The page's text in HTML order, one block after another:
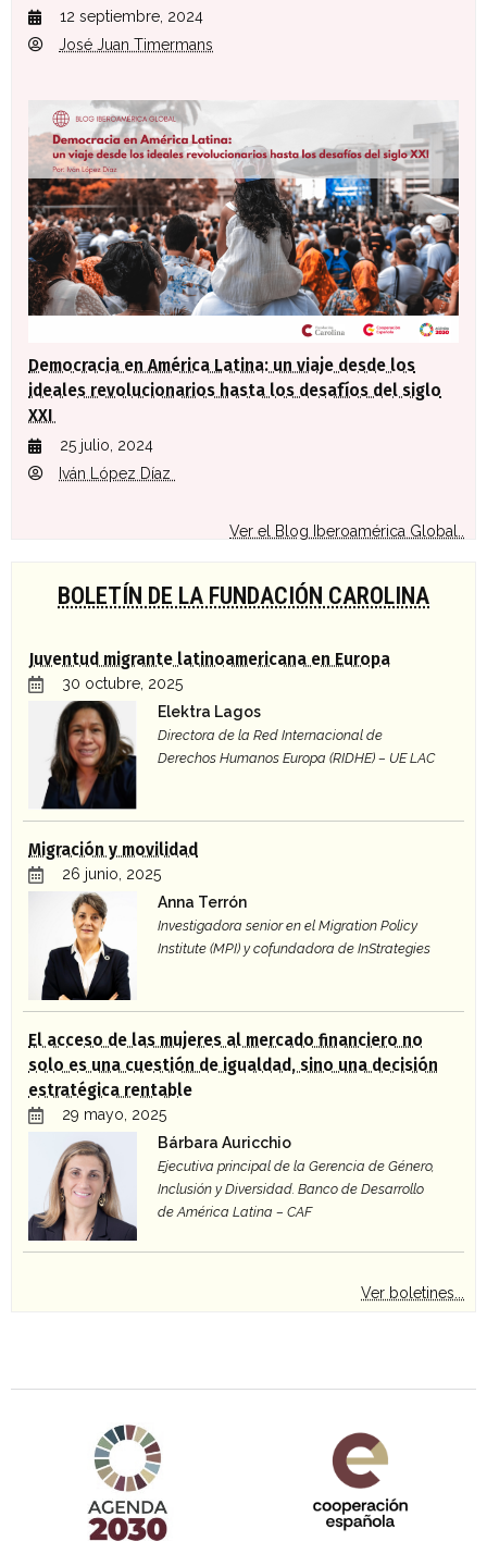
12 septiembre, 2024
José Juan Timermans
Democracia en América Latina: un viaje desde los
ideales revolucionarios hasta los desafíos del siglo
XXI
25 julio, 2024
Iván López Díaz
Ver el Blog Iberoamérica Global..
BOLETÍN DE LA FUNDACIÓN CAROLINA
Juventud migrante latinoamericana en Europa
30 octubre, 2025
Elektra Lagos
Directora de la Red Internacional de
Derechos Humanos Europa (RIDHE) – UE LAC
Migración y movilidad
26 junio, 2025
Anna Terrón
Investigadora senior en el Migration Policy
Institute (MPI) y cofundadora de InStrategies
El acceso de las mujeres al mercado financiero no
solo es una cuestión de igualdad, sino una decisión
estratégica rentable
29 mayo, 2025
Bárbara Auricchio
Ejecutiva principal de la Gerencia de Género,
Inclusión y Diversidad. Banco de Desarrollo
de América Latina – CAF
Ver boletines...